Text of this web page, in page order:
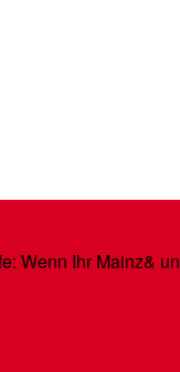
Wenn Ihr Mainz&